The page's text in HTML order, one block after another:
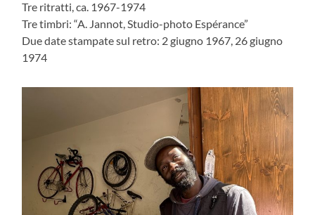
Tre ritratti, ca. 1967-1974
Tre timbri: “A. Jannot, Studio-photo Espérance”
Due date stampate sul retro: 2 giugno 1967, 26 giugno
1974